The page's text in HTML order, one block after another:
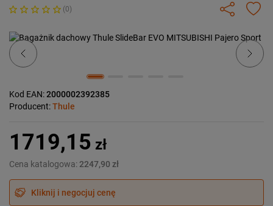
(0)
Previous Next
Kod EAN:2000002392385
Producent:Thule
1719,15 zł
Cena katalogowa: 2247,90 zł
Kliknij i negocjuj cenę